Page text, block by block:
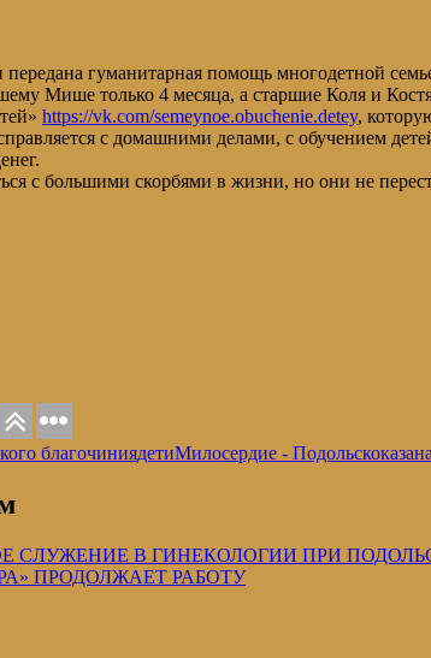
передана гуманитарная помощь многодетной
Мише только 4 месяца, а старшие Коля и
https://vk.com/semeynoe.obuchenie.detey,
с домашними делами, с обучением
с большими скорбями в жизни, но они не
благочиниядетиМилосердие - Подольск
СЛУЖЕНИЕ В ГИНЕКОЛОГИИ ПРИ
ПРОДОЛЖАЕТ РАБОТУ